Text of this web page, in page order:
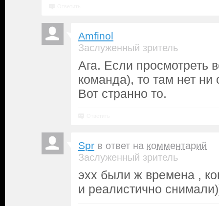
Amfinol
Заслуженный зритель
Ага. Если просмотреть
команда), то там нет ни
Вот странно то.
Spr в ответ на комментарий
Заслуженный зритель
эхх были ж времена ,
и реалистично